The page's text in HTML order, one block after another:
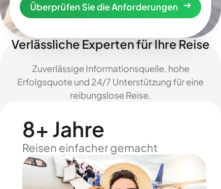
Überprüfen Sie die Anforderungen
Verlässliche Experten für Ihre Reise
Zuverlässige Informationsquelle, hohe
Erfolgsquote und 24/7 Unterstützung für eine
reibungslose Reise.
8+ Jahre
Reisen einfacher gemacht